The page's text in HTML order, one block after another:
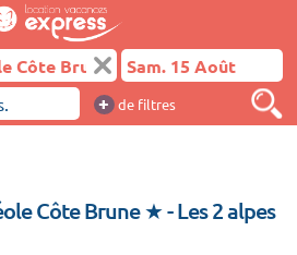
+ de filtres
Côte Brune ★- Les 2 alpes